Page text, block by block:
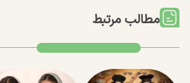
مطالب مرتبط